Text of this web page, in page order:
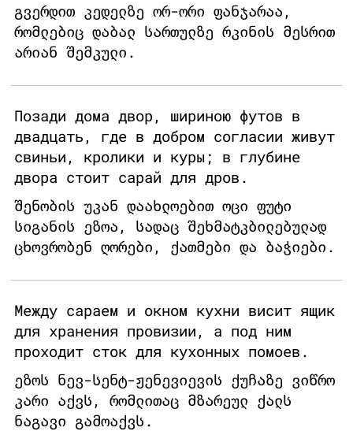
გვერდით კედელზე ორ-ორი ფანჯარაა,
რომლებიც დაბალ სართულზე რკინის მესრით
არიან შემკული.
Позади дома двор, шириною футов в
двадцать, где в добром согласии живут
свиньи, кролики и куры; в глубине
двора стоит сарай для дров.
შენობის უკან დაახლოებით ოცი ფუტი
სიგანის ეზოა, სადაც შეხმატკბილებულად
ცხოვრობენ ღორები, ქათმები და ბაჭიები.
Между сараем и окном кухни висит ящик
для хранения провизии, а под ним
проходит сток для кухонных помоев.
ეზოს ნევ-სენტ-ჟენევიევის ქუჩაზე ვიწრო
კარი აქვს, რომლითაც მზარეულ ქალს
ნაგავი გამოაქვს.